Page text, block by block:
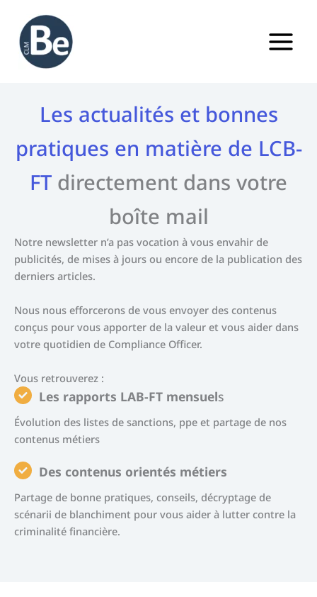
contenu
Les actualités et bonnes
pratiques en matière de LCB-
FT directement dans votre
boîte mail
Notre newsletter n’a pas vocation à vous envahir de
publicités, de mises à jours ou encore de la publication des
derniers articles.
Nous nous efforcerons de vous envoyer des contenus
conçus pour vous apporter de la valeur et vous aider dans
votre quotidien de Compliance Officer.
Vous retrouverez :
Les rapports LAB-FT mensuels
Évolution des listes de sanctions, ppe et partage de nos
contenus métiers
Des contenus orientés métiers
Partage de bonne pratiques, conseils, décryptage de
scénarii de blanchiment pour vous aider à lutter contre la
criminalité financière.